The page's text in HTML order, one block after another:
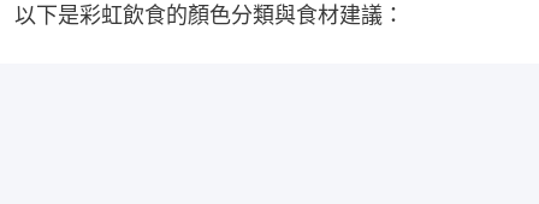
以下是彩虹飲食的顏色分類與食材建議：